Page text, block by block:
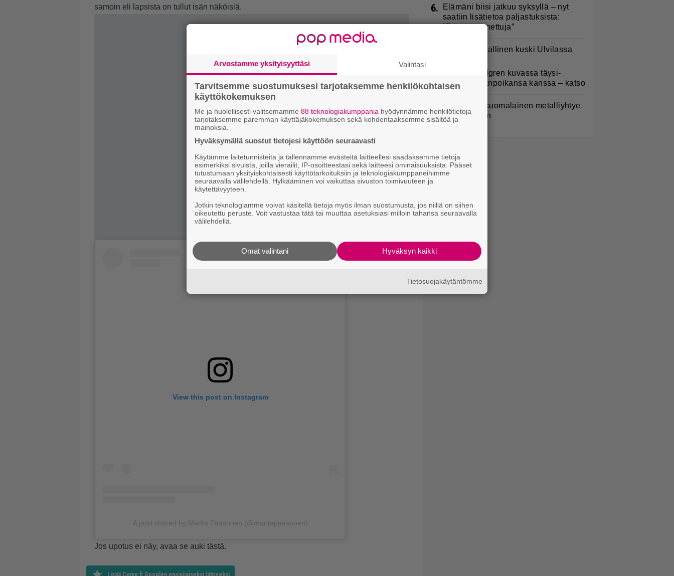
samoin eli lapsista on tullut isän näköisiä.
View this post on Instagram
A post shared by Marita Paasonen (@maritapaasonen)
Jos upotus ei näy, avaa se auki tästä.
6.
Elämäni biisi jatkuu syksyllä – nyt
saatiin lisätietoa paljastuksista:
”Erittäin tunnettuja”
Erittäin vaarallinen kuski Ulvilassa
Helena Lindgren kuvassa täysi-
ikäisen pojanpoikansa kanssa – katso
9.
Rakastettu suomalainen metalliyhtye
tekee paluun
Arvostamme yksityisyyttäsi Valintasi
Tarvitsemme suostumuksesi tarjotaksemme henkilökohtaisen
käyttökokemuksen
Me ja huolellisesti valitsemamme 88 teknologiakumppania hyödynnämme henkilötietoja
tarjotaksemme paremman käyttäjäkokemuksen sekä kohdentaaksemme sisältöä ja
mainoksia.
Hyväksymällä suostut tietojesi käyttöön seuraavasti
Käytämme laitetunnisteita ja tallennamme evästeitä laitteellesi saadaksemme tietoja
esimerkiksi sivuista, joilla vierailit, IP-osoitteestasi sekä laitteesi ominaisuuksista. Pääset
tutustumaan yksityiskohtaisesti käyttötarkoituksiin ja teknologiakumppaneihimme
seuraavalla välilehdellä. Hylkääminen voi vaikuttaa sivuston toimivuuteen ja
käytettävyyteen.
Jotkin teknologiamme voivat käsitellä tietoja myös ilman suostumusta, jos niillä on siihen
oikeutettu peruste. Voit vastustaa tätä tai muuttaa asetuksiasi milloin tahansa seuraavalla
välilehdellä.
Hyväksyn kaikki
Omat valintani
Tietosuojakäytäntömme